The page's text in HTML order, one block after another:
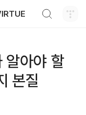
아야 할
본질